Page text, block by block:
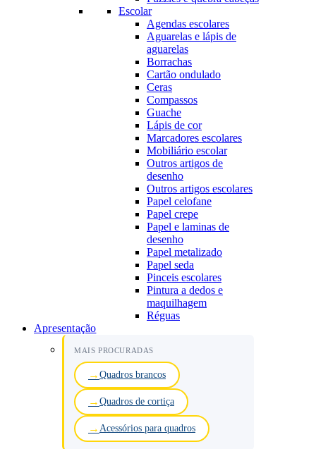
Escolar
Agendas escolares
Aguarelas e lápis de
aguarelas
Borrachas
Cartão ondulado
Ceras
Compassos
Guache
Lápis de cor
Marcadores escolares
Mobiliário escolar
Outros artigos de
desenho
Outros artigos escolares
Papel celofane
Papel crepe
Papel e laminas de
desenho
Papel metalizado
Papel seda
Pinceis escolares
Pintura a dedos e
maquilhagem
Réguas
Apresentação
MAIS PROCURADAS
Quadros brancos
Quadros de cortiça
Acessórios para quadros